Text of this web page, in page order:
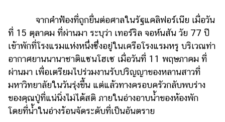
ราคา
ราคา
น้ำมัน
วา
จากคำฟ้องที่ถูกยื่นต่อศาลในรัฐแคลิฟอร์เนีย เมื่อวัน
ที่ 15 ตุลาคม ที่ผ่านมา ระบุว่า เทอร์ริล จอห์นสัน วัย 77 ปี
เข้าพักที่โรงแรมแห่งหนึ่งซึ่งอยู่ในเครือโรงแรมหรู บริเวณท่า
อากาศยานนานาชาติแซนโฮเซ เมื่อวันที่ 11 พฤษภาคม ที่
ผ่านมา เพื่อเตรียมไปร่วมงานรับปริญญาของหลานสาวที่
มหาวิทยาลัยในวันรุ่งขึ้น แต่แล้วทางครอบครัวกลับพบร่าง
ของคุณปู่ที่แน่นิ่งไม่ได้สติ ภายในอ่างอาบน้ำของห้องพัก
โดยที่น้ำในอ่างร้อนจัดระดับที่เป็นอันตราย